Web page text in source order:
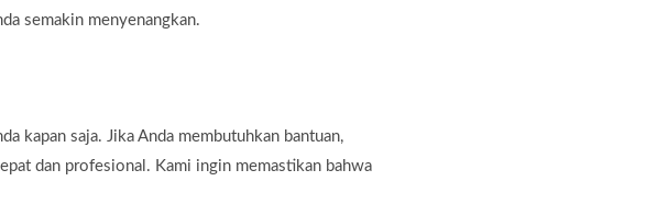
semakin menyenangkan.
kapan saja. Jika Anda membutuhkan bantuan,
dan profesional. Kami ingin memastikan bahwa